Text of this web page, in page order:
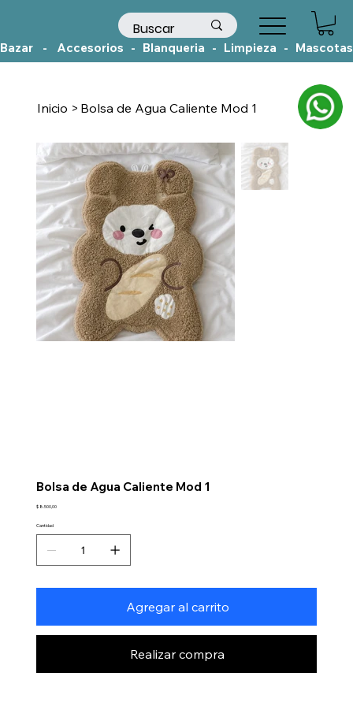
Bazar    -    Accesorios   -   Blanqueria   -   Limpieza   -
Inicio > Bolsa de Agua Caliente Mod 1
Bolsa de Agua Caliente Mod 1
Precio
$ 8.500,00
Cantidad
Agregar al carrito
Realizar compra